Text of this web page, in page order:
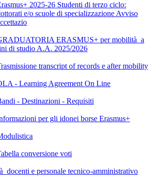
2025-26 Studenti di terzo ciclo:
e/o scuole di specializzazione Avviso
ERASMUS+ per mobilità a
di studio A.A. 2025/2026
transcript of records e after mobility
- Learning Agreement On Line
- Destinazioni - Requisiti
per gli idonei borse Erasmus+
conversione voti
docenti e personale tecnico-amministrativo